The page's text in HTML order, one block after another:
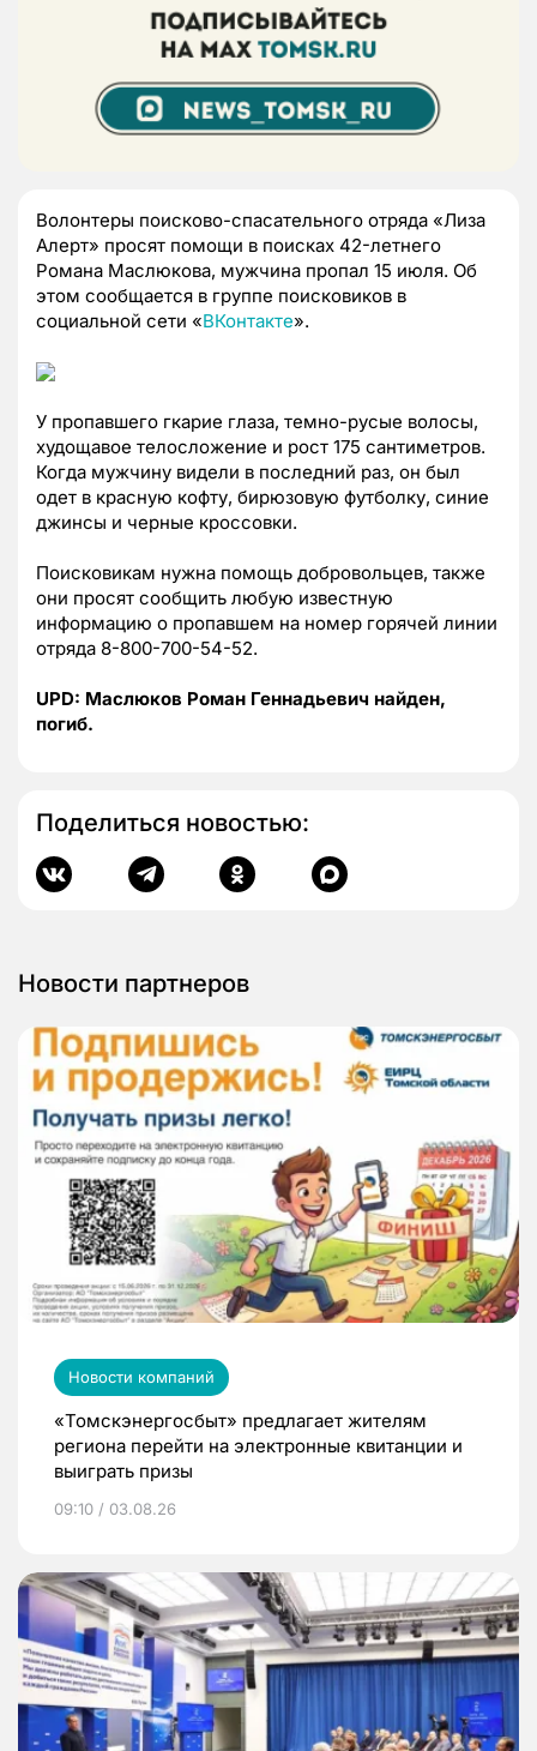
Волонтеры поисково-спасательного отряда «Лиза
Алерт» просят помощи в поисках 42-летнего
Романа Маслюкова, мужчина пропал 15 июля. Об
этом сообщается в группе поисковиков в
социальной сети «ВКонтакте».
У пропавшего гкарие глаза, темно-русые волосы,
худощавое телосложение и рост 175 сантиметров.
Когда мужчину видели в последний раз, он был
одет в красную кофту, бирюзовую футболку, синие
джинсы и черные кроссовки.
Поисковикам нужна помощь добровольцев, также
они просят сообщить любую известную
информацию о пропавшем на номер горячей линии
отряда 8-800-700-54-52.
UPD: Маслюков Роман Геннадьевич найден,
погиб.
Поделиться новостью:
Новости партнеров
Новости компаний
«Томскэнергосбыт» предлагает жителям
региона перейти на электронные квитанции и
выиграть призы
09:10 / 03.08.26